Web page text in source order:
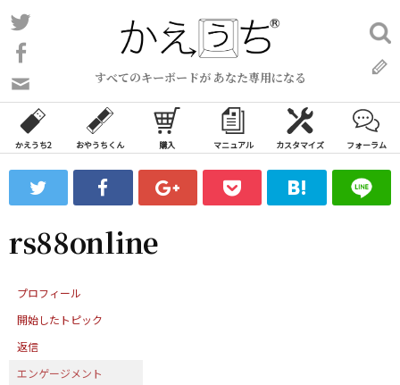
コ
ン
ン
ツ
ス
ッ
すべてのキーボードが あなた専用になる
い
合
わ
フ
ォ
ム
検
索:
かえうち2 おやうちくん 購入 マニュアル カスタマイズ フォーラム
rs88online
プロフィール
開始したトピック
返信
エンゲージメント